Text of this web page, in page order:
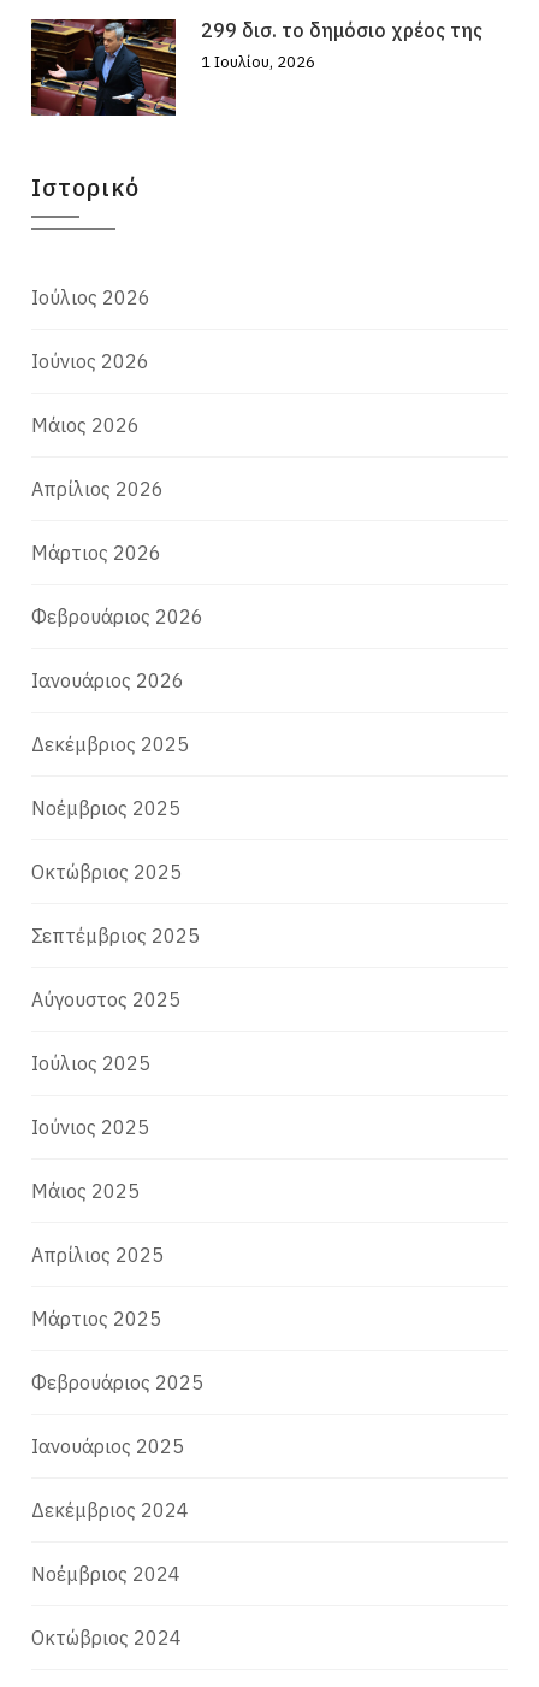
299 δισ. το δημόσιο χρέος της
1 Ιουλίου, 2026
Ιστορικό
Ιούλιος 2026
Ιούνιος 2026
Μάιος 2026
Απρίλιος 2026
Μάρτιος 2026
Φεβρουάριος 2026
Ιανουάριος 2026
Δεκέμβριος 2025
Νοέμβριος 2025
Οκτώβριος 2025
Σεπτέμβριος 2025
Αύγουστος 2025
Ιούλιος 2025
Ιούνιος 2025
Μάιος 2025
Απρίλιος 2025
Μάρτιος 2025
Φεβρουάριος 2025
Ιανουάριος 2025
Δεκέμβριος 2024
Νοέμβριος 2024
Οκτώβριος 2024